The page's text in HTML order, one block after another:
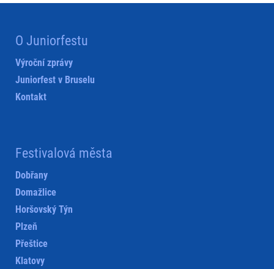
O Juniorfestu
Výroční zprávy
Juniorfest v Bruselu
Kontakt
Festivalová města
Dobřany
Domažlice
Horšovský Týn
Plzeň
Přeštice
Klatovy